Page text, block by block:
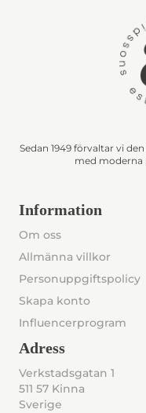
Sedan 1949 förvaltar vi
med moderna
Information
Om oss
Allmänna villkor
Personuppgiftspolicy
Skapa konto
Influencerprogram
Adress
Verkstadsgatan 1
511 57 Kinna
Sverige